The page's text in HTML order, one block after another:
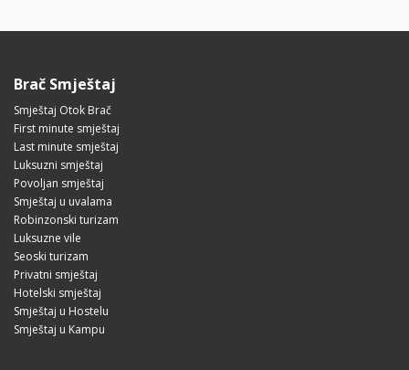
Brač Smještaj
Smještaj Otok Brač
First minute smještaj
Last minute smještaj
Luksuzni smještaj
Povoljan smještaj
Smještaj u uvalama
Robinzonski turizam
Luksuzne vile
Seoski turizam
Privatni smještaj
Hotelski smještaj
Smještaj u Hostelu
Smještaj u Kampu